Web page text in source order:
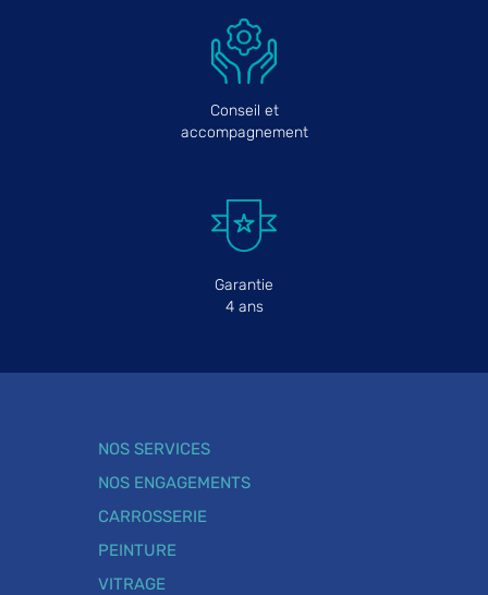
Conseil et
accompagnement
Garantie
4 ans
NOS SERVICES
NOS ENGAGEMENTS
CARROSSERIE
PEINTURE
VITRAGE